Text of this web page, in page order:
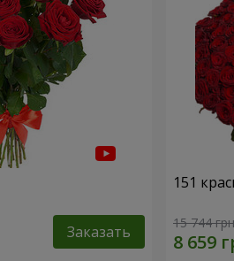
Заказать
151
15 744 грн